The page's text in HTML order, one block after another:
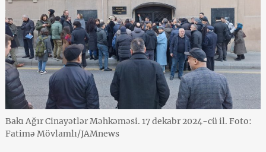
Bakı Ağır Cinayətlər Məhkəməsi. 17 dekabr 2024-cü il. Foto:
Fatimə Mövlamlı/JAMnews